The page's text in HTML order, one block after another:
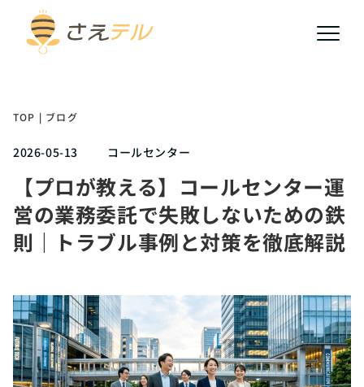
TOP | ブログ
2026-05-13 コールセンター
【プロが教える】コールセンター運
営の業務委託で失敗しないための鉄
則｜トラブル事例と対策を徹底解説